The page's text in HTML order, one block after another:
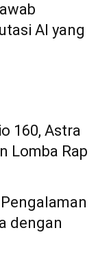
AI yang
160, Astra
Lomba Rap
dengan